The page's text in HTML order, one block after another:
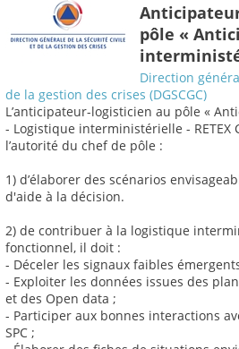
pôle «
Direction
de la gestion des crises (DGSCGC)
L’anticipateur-logisticien au pôle «
- Logistique interministérielle - RETEX
l’autorité du chef de pôle :
1) d’élaborer des scénarios
d'aide à la décision.
2) de contribuer à la logistique
fonctionnel, il doit :
- Déceler les signaux faibles
- Exploiter les données issues des
et des Open data ;
- Participer aux bonnes interactions
SPC ;